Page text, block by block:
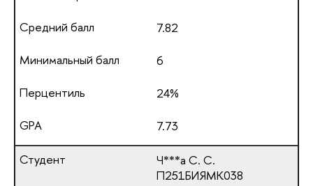
7.82
6
24%
7.73
Ч***а С. С.
П251БИЯМК038